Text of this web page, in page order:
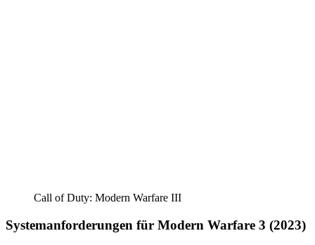
Call of Duty: Modern Warfare III
Systemanforderungen für Modern Warfare 3 (2023)